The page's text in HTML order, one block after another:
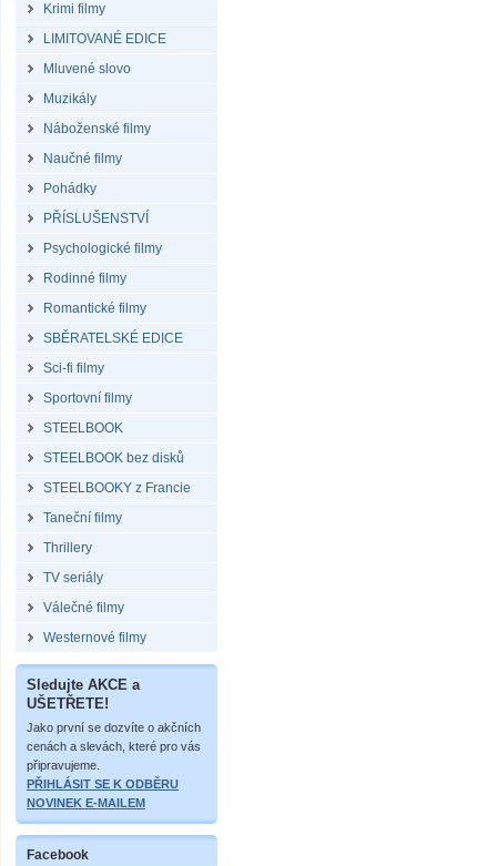
Krimi filmy
LIMITOVANÉ EDICE
Mluvené slovo
Muzikály
Náboženské filmy
Naučné filmy
Pohádky
PŘÍSLUŠENSTVÍ
Psychologické filmy
Rodinné filmy
Romantické filmy
SBĚRATELSKÉ EDICE
Sci-fi filmy
Sportovní filmy
STEELBOOK
STEELBOOK bez disků
STEELBOOKY z Francie
Taneční filmy
Thrillery
TV seriály
Válečné filmy
Westernové filmy
Sledujte AKCE a
UŠETŘETE!
Jako první se dozvíte o akčních
cenách a slevách, které pro vás
připravujeme.
PŘIHLÁSIT SE K ODBĚRU
NOVINEK E-MAILEM
Facebook